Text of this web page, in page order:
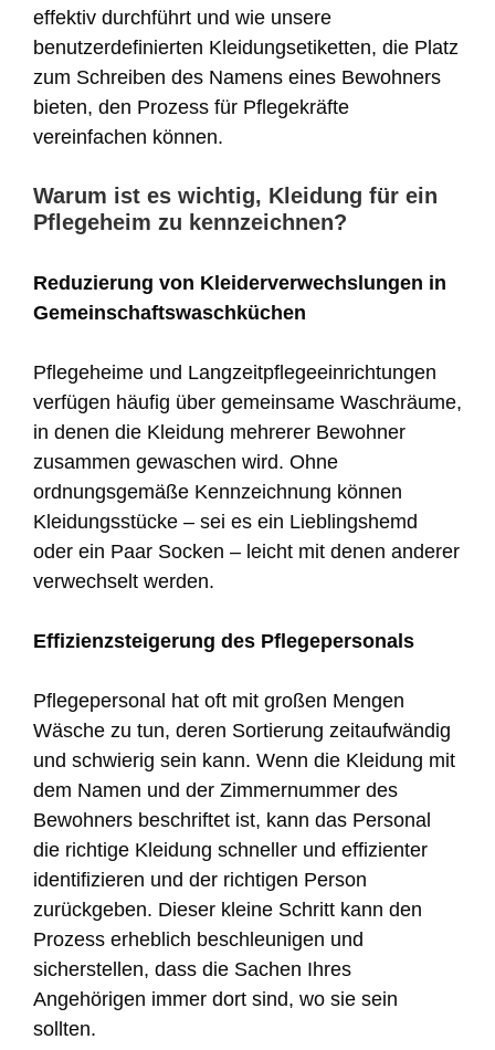
effektiv durchführt und wie unsere
benutzerdefinierten Kleidungsetiketten, die Platz
zum Schreiben des Namens eines Bewohners
bieten, den Prozess für Pflegekräfte
vereinfachen können.
Warum ist es wichtig, Kleidung für ein
Pflegeheim zu kennzeichnen?
Reduzierung von Kleiderverwechslungen in
Gemeinschaftswaschküchen
Pflegeheime und Langzeitpflegeeinrichtungen
verfügen häufig über gemeinsame Waschräume,
in denen die Kleidung mehrerer Bewohner
zusammen gewaschen wird. Ohne
ordnungsgemäße Kennzeichnung können
Kleidungsstücke – sei es ein Lieblingshemd
oder ein Paar Socken – leicht mit denen anderer
verwechselt werden.
Effizienzsteigerung des Pflegepersonals
Pflegepersonal hat oft mit großen Mengen
Wäsche zu tun, deren Sortierung zeitaufwändig
und schwierig sein kann. Wenn die Kleidung mit
dem Namen und der Zimmernummer des
Bewohners beschriftet ist, kann das Personal
die richtige Kleidung schneller und effizienter
identifizieren und der richtigen Person
zurückgeben. Dieser kleine Schritt kann den
Prozess erheblich beschleunigen und
sicherstellen, dass die Sachen Ihres
Angehörigen immer dort sind, wo sie sein
sollten.